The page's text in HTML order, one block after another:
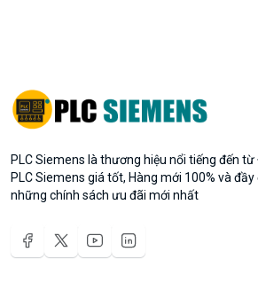
PLC Siemens là thương hiệu nổi tiếng đến
PLC Siemens giá tốt, Hàng mới 100% và
những chính sách ưu đãi mới nhất